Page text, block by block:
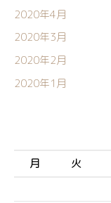
2020年4月
2020年3月
2020年2月
2020年1月
月
火